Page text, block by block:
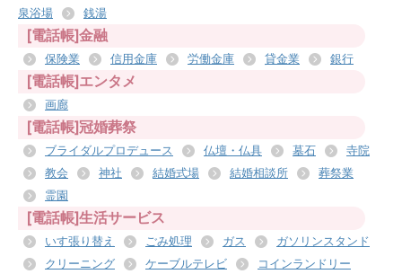
泉浴場
銭湯
[電話帳]金融
保険業 信用金庫 労働金庫 貸金業 銀行
[電話帳]エンタメ
画廊
[電話帳]冠婚葬祭
ブライダルプロデュース 仏壇・仏具 墓石
寺院
教会
神社 結婚式場 結婚相談所
葬祭業
霊園
[電話帳]生活サービス
いす張り替え ごみ処理 ガス
ガソリンスタンド
クリーニング
ケーブルテレビ
コインランドリー